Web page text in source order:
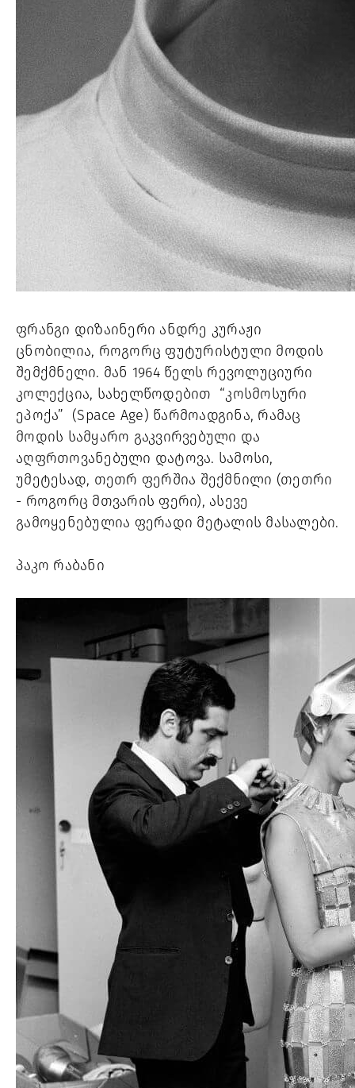
ფრანგი დიზაინერი ანდრე კურაჟი
ცნობილია, როგორც ფუტურისტული მოდის
შემქმნელი. მან 1964 წელს რევოლუციური
კოლექცია, სახელწოდებით  “კოსმოსური
ეპოქა”  (Space Age) წარმოადგინა, რამაც
მოდის სამყარო გაკვირვებული და
აღფრთოვანებული დატოვა. სამოსი,
უმეტესად, თეთრ ფერშია შექმნილი (თეთრი
- როგორც მთვარის ფერი), ასევე
გამოყენებულია ფერადი მეტალის მასალები.
პაკო რაბანი